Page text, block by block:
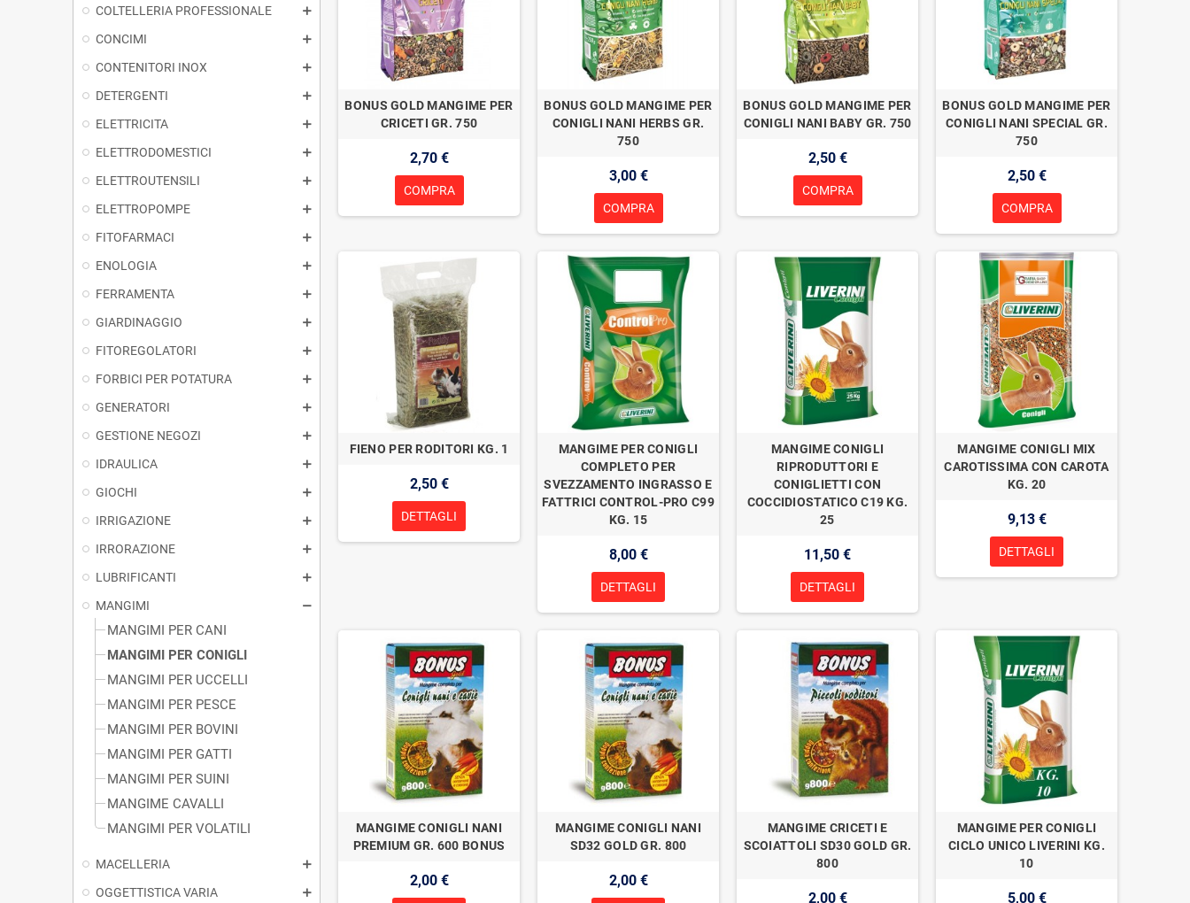
COLTELLERIA PROFESSIONALE
CONCIMI
CONTENITORI INOX
DETERGENTI
ELETTRICITA
ELETTRODOMESTICI
ELETTROUTENSILI
ELETTROPOMPE
FITOFARMACI
ENOLOGIA
FERRAMENTA
GIARDINAGGIO
FITOREGOLATORI
FORBICI PER POTATURA
GENERATORI
GESTIONE NEGOZI
IDRAULICA
GIOCHI
IRRIGAZIONE
IRRORAZIONE
LUBRIFICANTI
MANGIMI
MANGIMI PER CANI
MANGIMI PER CONIGLI
MANGIMI PER UCCELLI
MANGIMI PER PESCE
MANGIMI PER BOVINI
MANGIMI PER GATTI
MANGIMI PER SUINI
MANGIME CAVALLI
MANGIMI PER VOLATILI
MACELLERIA
OGGETTISTICA VARIA
BONUS GOLD MANGIME PER
CRICETI GR. 750
2,70 €
COMPRA
BONUS GOLD MANGIME PER
CONIGLI NANI HERBS GR.
750
3,00 €
COMPRA
BONUS GOLD MANGIME PER
CONIGLI NANI BABY GR. 750
2,50 €
COMPRA
BONUS GOLD MANGIME PER
CONIGLI NANI SPECIAL GR.
750
2,50 €
COMPRA
FIENO PER RODITORI KG. 1
2,50 €
DETTAGLI
MANGIME PER CONIGLI
COMPLETO PER
SVEZZAMENTO INGRASSO E
FATTRICI CONTROL-PRO C99
KG. 15
8,00 €
DETTAGLI
MANGIME CONIGLI
RIPRODUTTORI E
CONIGLIETTI CON
COCCIDIOSTATICO C19 KG.
25
11,50 €
DETTAGLI
MANGIME CONIGLI MIX
CAROTISSIMA CON CAROTA
KG. 20
9,13 €
DETTAGLI
MANGIME CONIGLI NANI
PREMIUM GR. 600 BONUS
2,00 €
MANGIME CONIGLI NANI
SD32 GOLD GR. 800
2,00 €
MANGIME CRICETI E
SCOIATTOLI SD30 GOLD GR.
800
2,00 €
MANGIME PER CONIGLI
CICLO UNICO LIVERINI KG.
10
5,00 €